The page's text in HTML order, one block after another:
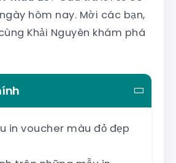
hôm nay. Mời các bạn,
Khải Nguyên khám phá
in voucher màu đỏ đẹp